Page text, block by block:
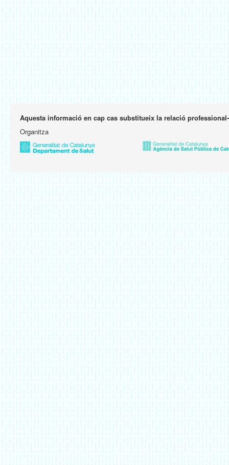
Aquesta informació en cap cas substitueix la relació
Organitza